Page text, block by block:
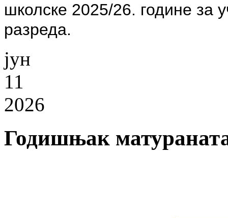
школске 2025/26. године за
разреда.
јун
11
2026
Годишњак